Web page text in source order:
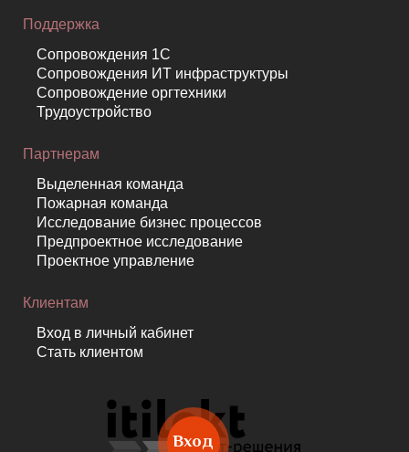
Поддержка
Сопровождения 1С
Сопровождения ИТ инфраструктуры
Сопровождение оргтехники
Трудоустройство
Партнерам
Выделенная команда
Пожарная команда
Исследование бизнес процессов
Предпроектное исследование
Проектное управление
Клиентам
Вход в личный кабинет
Стать клиентом
Вход